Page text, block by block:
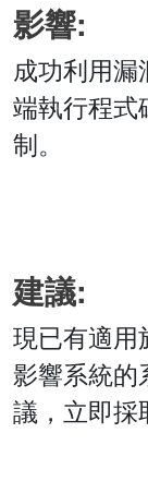
影響:
成功利用
端執行程式
制。
建議:
現已有適用
影響系統的
議，立即採